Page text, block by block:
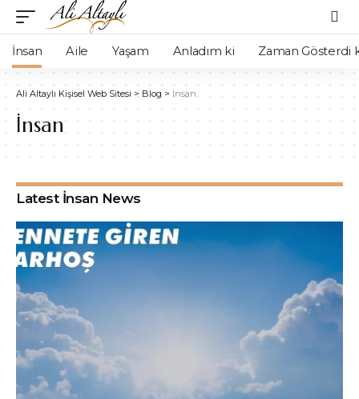
İnsan Aile Yaşam Anladım ki Zaman Gösterdi
Ali Altaylı Kişisel Web Sitesi > Blog> İnsan
İnsan
Latest İnsan News